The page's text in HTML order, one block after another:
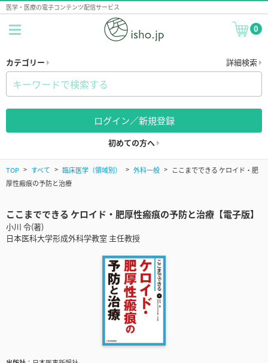
医学・医療の電子コンテンツ配信サービス
0
カテゴリー 詳細検索
ログイン／新規登録
初めての方へ
TOP すべて 臨床医学（領域別） 外科一般
ここまでできる ケロイド・肥
厚性瘢痕の予防と治療
ここまでできる ケロイド・肥厚性瘢痕の予防と治療【電子版】
小川 令(著)
日本医科大学形成外科学教室 主任教授